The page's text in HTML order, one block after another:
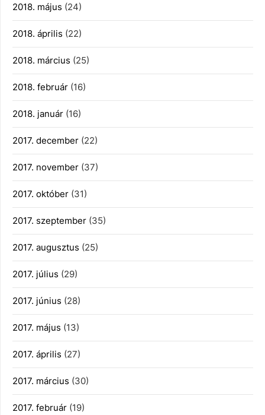
2018. május (24)
2018. április (22)
2018. március (25)
2018. február (16)
2018. január (16)
2017. december (22)
2017. november (37)
2017. október (31)
2017. szeptember (35)
2017. augusztus (25)
2017. július (29)
2017. június (28)
2017. május (13)
2017. április (27)
2017. március (30)
2017. február (19)